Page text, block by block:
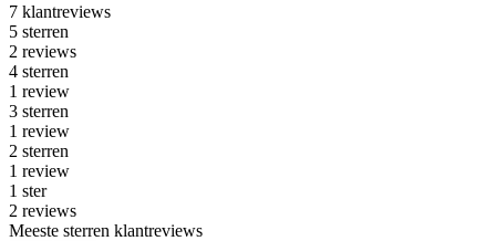
7 klantreviews
5 sterren
2 reviews
4 sterren
1 review
3 sterren
1 review
2 sterren
1 review
1 ster
2 reviews
Meeste sterren klantreviews